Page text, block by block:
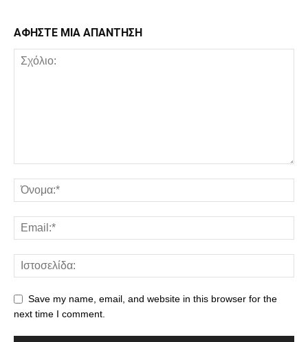
ΑΦΗΣΤΕ ΜΙΑ ΑΠΑΝΤΗΣΗ
Save my name, email, and website in this browser for the
next time I comment.